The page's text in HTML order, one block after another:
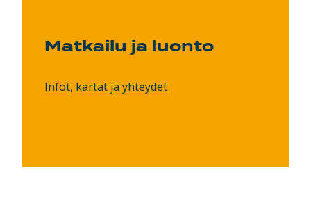
Matkailu ja luonto
Infot, kartat ja yhteydet